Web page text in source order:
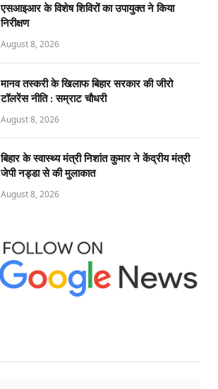
एसआइआर के विशेष शिविरों का उपायुक्त ने किया
निरीक्षण
August 8, 2026
मानव तस्करी के खिलाफ बिहार सरकार की जीरो
टॉलरेंस नीति : सम्राट चौधरी
August 8, 2026
बिहार के स्वास्थ्य मंत्री निशांत कुमार ने केंद्रीय मंत्री
जेपी नड्डा से की मुलाकात
August 8, 2026